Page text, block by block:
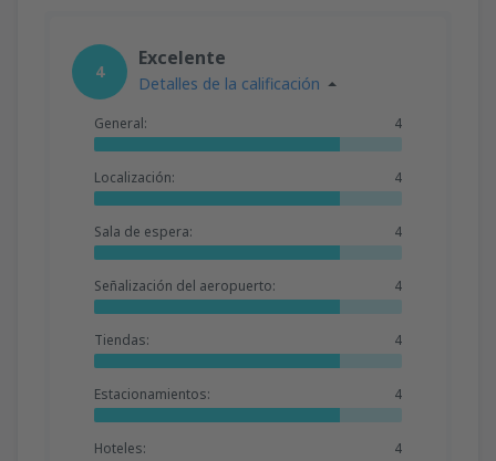
4
Excelente
Detalles de la calificación
General: 4
Localización: 4
Sala de espera: 4
Señalización del aeropuerto: 4
Tiendas: 4
Estacionamientos: 4
Hoteles: 4